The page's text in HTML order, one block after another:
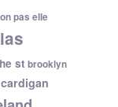
pas elle
st brooklyn
cardigan